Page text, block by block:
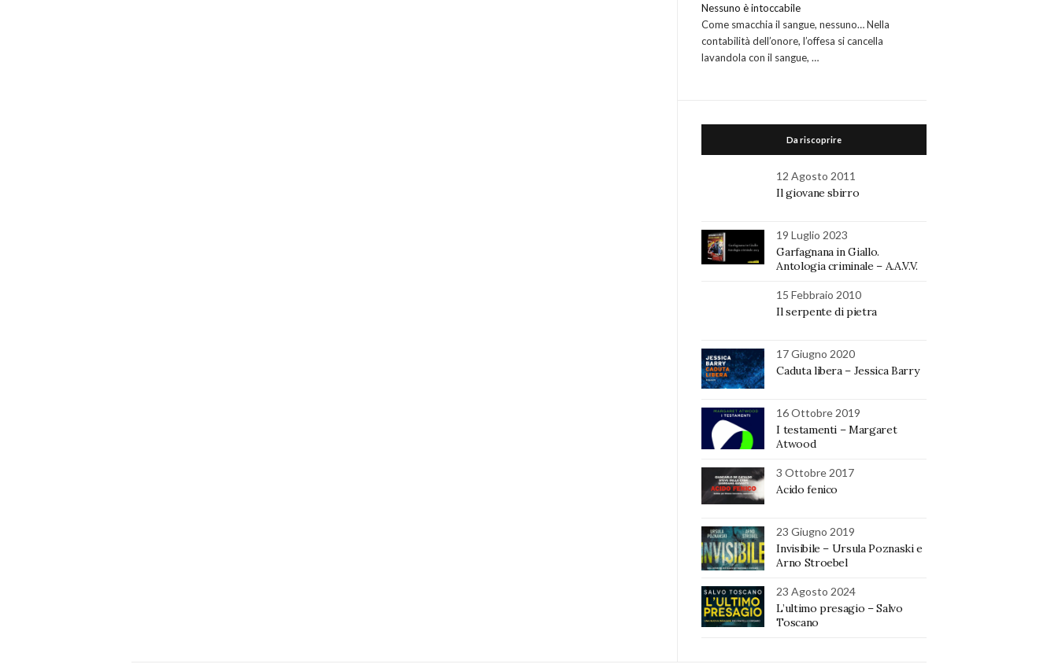
Nessuno è intoccabile
Come smacchia il sangue, nessuno… Nella
contabilità dell’onore, l’offesa si cancella
lavandola con il sangue, …
Da riscoprire
12 Agosto 2011
Il giovane sbirro
19 Luglio 2023
Garfagnana in Giallo.
Antologia criminale – A.A.V.V.
15 Febbraio 2010
Il serpente di pietra
17 Giugno 2020
Caduta libera – Jessica Barry
16 Ottobre 2019
I testamenti – Margaret
Atwood
3 Ottobre 2017
Acido fenico
23 Giugno 2019
Invisibile – Ursula Poznaski e
Arno Stroebel
23 Agosto 2024
L’ultimo presagio – Salvo
Toscano